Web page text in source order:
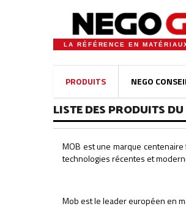
LA RÉFÉRENCE EN
PRODUITS NEGO
LISTE DES PRODUITS
MOB est une marque
technologies récentes et
Mob est le leader européen en